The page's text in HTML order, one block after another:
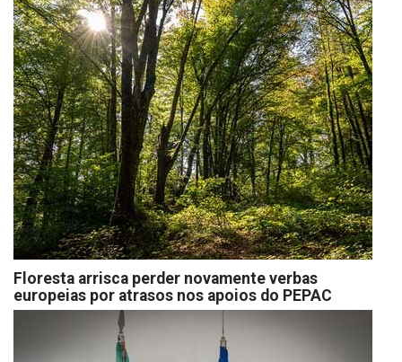
Floresta arrisca perder novamente verbas
europeias por atrasos nos apoios do PEPAC